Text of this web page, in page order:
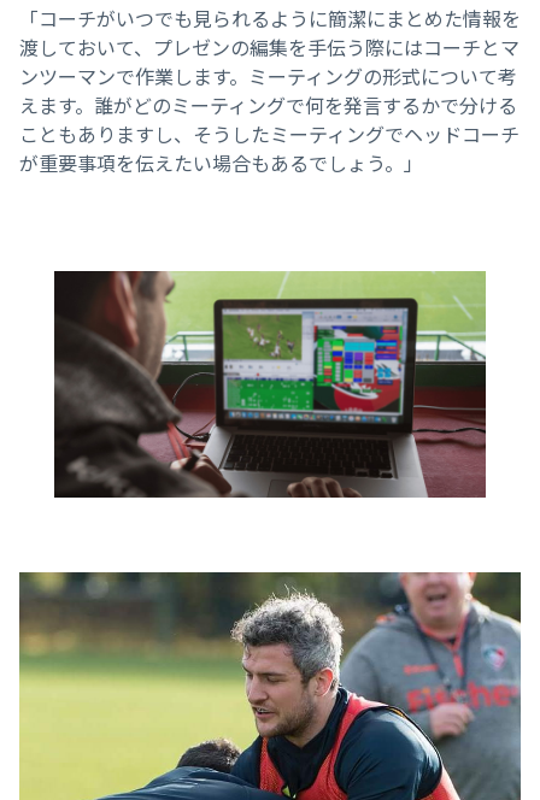
「コーチがいつでも見られるように簡潔にまとめた情報を
渡しておいて、プレゼンの編集を手伝う際にはコーチとマ
ンツーマンで作業します。ミーティングの形式について考
えます。誰がどのミーティングで何を発言するかで分ける
こともありますし、そうしたミーティングでヘッドコーチ
が重要事項を伝えたい場合もあるでしょう。」